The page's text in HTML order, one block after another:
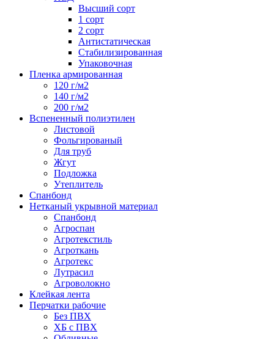
Высший сорт
1 сорт
2 сорт
Антистатическая
Стабилизированная
Упаковочная
Пленка армированная
120 г/м2
140 г/м2
200 г/м2
Вспененный полиэтилен
Листовой
Фольгированый
Для труб
Жгут
Подложка
Утеплитель
Спанбонд
Нетканый укрывной материал
Спанбонд
Агроспан
Агротекстиль
Агроткань
Агротекс
Лутрасил
Агроволокно
Клейкая лента
Перчатки рабочие
Без ПВХ
ХБ с ПВХ